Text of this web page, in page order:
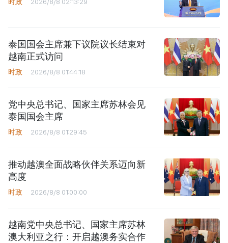
泰国国会主席兼下议院议长结束对
越南正式访问
时政 2026/8/8 01:44:18
党中央总书记、国家主席苏林会见
泰国国会主席
时政 2026/8/8 01:29:45
推动越澳全面战略伙伴关系迈向新
高度
时政 2026/8/8 01:00:00
越南党中央总书记、国家主席苏林
澳大利亚之行：开启越澳务实合作